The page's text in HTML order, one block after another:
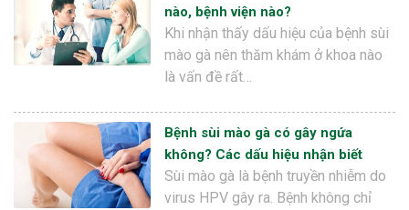
nào, bệnh viện nào?
Khi nhận thấy dấu hiệu của bệnh sùi
mào gà nên thăm khám ở khoa nào
là vấn đề rất…
Bệnh sùi mào gà có gây ngứa
không? Các dấu hiệu nhận biết
Sùi mào gà là bệnh truyền nhiễm do
virus HPV gây ra. Bệnh không chỉ